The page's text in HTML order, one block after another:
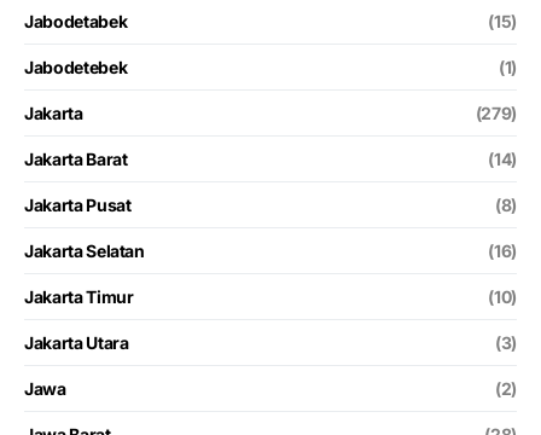
Jabodetabek (15)
Jabodetebek (1)
Jakarta (279)
Jakarta Barat (14)
Jakarta Pusat (8)
Jakarta Selatan (16)
Jakarta Timur (10)
Jakarta Utara (3)
Jawa (2)